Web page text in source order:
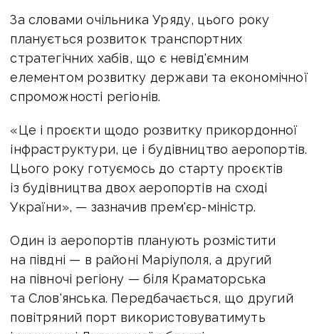
За словами очільника Уряду, цього року
планується розвиток транспортних
стратегічних хабів, що є невід'ємним
елементом розвитку держави та економічної
спроможності регіонів.
«Це і проєкти щодо розвитку прикордонної
інфраструктури, це і будівництво аеропортів.
Цього року готуємось до старту проєктів
із будівництва двох аеропортів на сході
України», — зазначив прем'єр-міністр.
Один із аеропортів планують розмістити
на півдні — в районі Маріуполя, а другий
на півночі регіону — біля Краматорська
та Слов'янська. Передбачається, що другий
повітряний порт використовуватимуть